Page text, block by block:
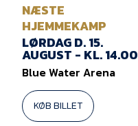
NÆSTE
HJEMMEKAMP
LØRDAG D. 15.
AUGUST - KL. 14.00
Blue Water Arena
KØB BILLET